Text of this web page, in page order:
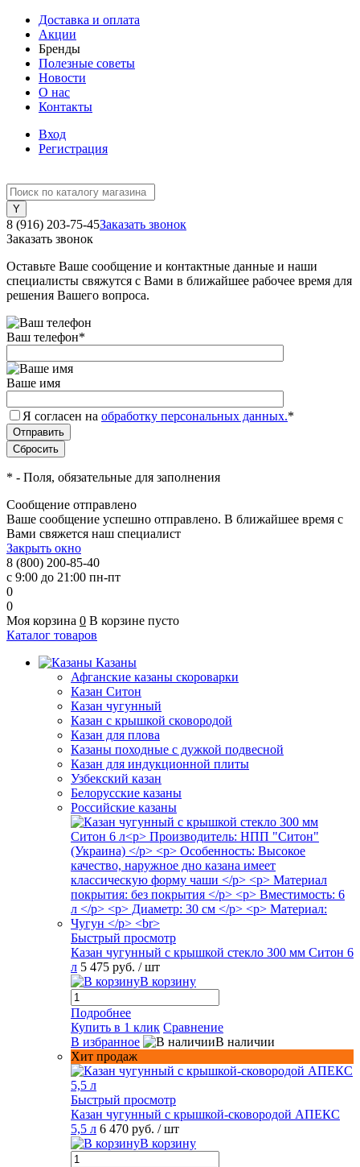
Доставка и оплата
Акции
Бренды
Полезные советы
Новости
О нас
Контакты
Вход
Регистрация
8 (916) 203-75-45Заказать звонок
Заказать звонок
Оставьте Ваше сообщение и контактные данные и наши
специалисты свяжутся с Вами в ближайшее рабочее время для
решения Вашего вопроса.
Ваш телефон*
Ваше имя
Я согласен на обработку персональных данных.*
* - Поля, обязательные для заполнения
Сообщение отправлено
Ваше сообщение успешно отправлено. В ближайшее время с
Вами свяжется наш специалист
Закрыть окно
8 (800) 200-85-40
с 9:00 до 21:00 пн-пт
0
0
Моя корзина 0 В корзине пусто
Каталог товаров
Казаны
Афганские казаны скороварки
Казан Ситон
Казан чугунный
Казан с крышкой сковородой
Казан для плова
Казаны походные с дужкой подвесной
Казан для индукционной плиты
Узбекский казан
Белорусские казаны
Российские казаны
Быстрый просмотр
Казан чугунный с крышкой стекло 300 мм Ситон 6
л 5 475 руб. / шт
В корзину
Подробнее
Купить в 1 клик Сравнение
В избранное
В наличии
Хит продаж
Быстрый просмотр
Казан чугунный с крышкой-сковородой АПЕКС
5,5 л 6 470 руб. / шт
В корзину